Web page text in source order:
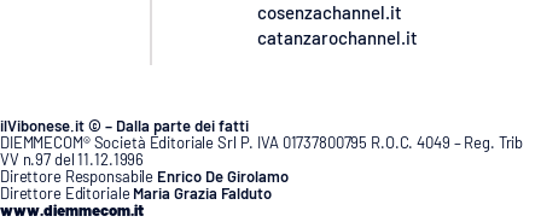
cosenzachannel.it
catanzarochannel.it
ilVibonese.it © – Dalla parte dei fatti
DIEMMECOM® Società Editoriale Srl P. IVA 01737800795 R.O.C. 4049 – Reg. Trib
VV n.97 del 11.12.1996
Direttore Responsabile Enrico De Girolamo
Direttore Editoriale Maria Grazia Falduto
www.diemmecom.it